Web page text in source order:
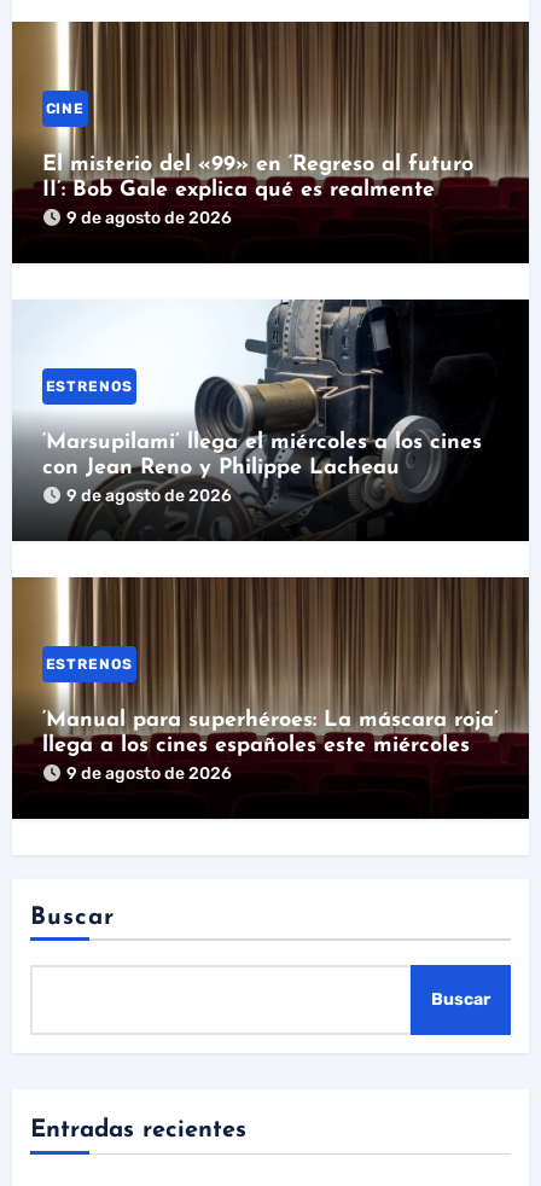
CINE
El misterio del «99» en ‘Regreso al futuro
II’: Bob Gale explica qué es realmente
9 de agosto de 2026
ESTRENOS
‘Marsupilami’ llega el miércoles a los cines
con Jean Reno y Philippe Lacheau
9 de agosto de 2026
ESTRENOS
‘Manual para superhéroes: La máscara roja’
llega a los cines españoles este miércoles
9 de agosto de 2026
Buscar
Buscar
Entradas recientes